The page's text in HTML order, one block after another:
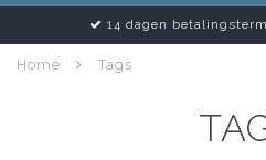
14 dagen
Home Tags